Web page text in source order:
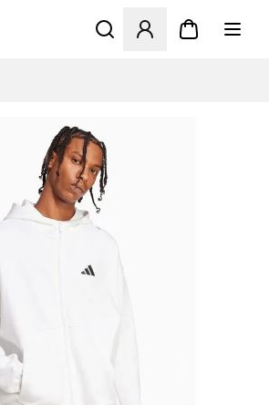
Åbner en Modal til at